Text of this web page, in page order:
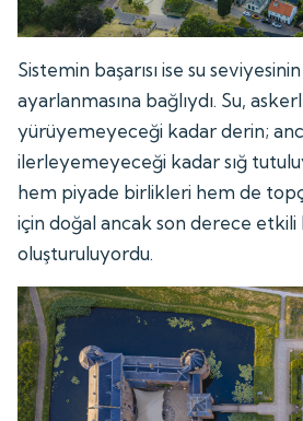
Sistemin başarısı ise su
ayarlanmasına bağlıydı. Su,
yürüyemeyeceği kadar derin;
ilerleyemeyeceği kadar sığ
hem piyade birlikleri hem de
için doğal ancak son derece etkili
oluşturuluyordu.